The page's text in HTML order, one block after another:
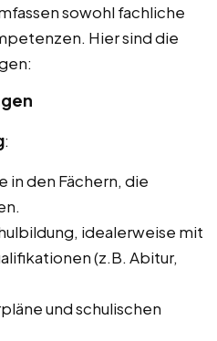
sowohl fachliche
Hier sind die
:
in den Fächern, die
idealerweise mit
(z.B. Abitur,
und schulischen